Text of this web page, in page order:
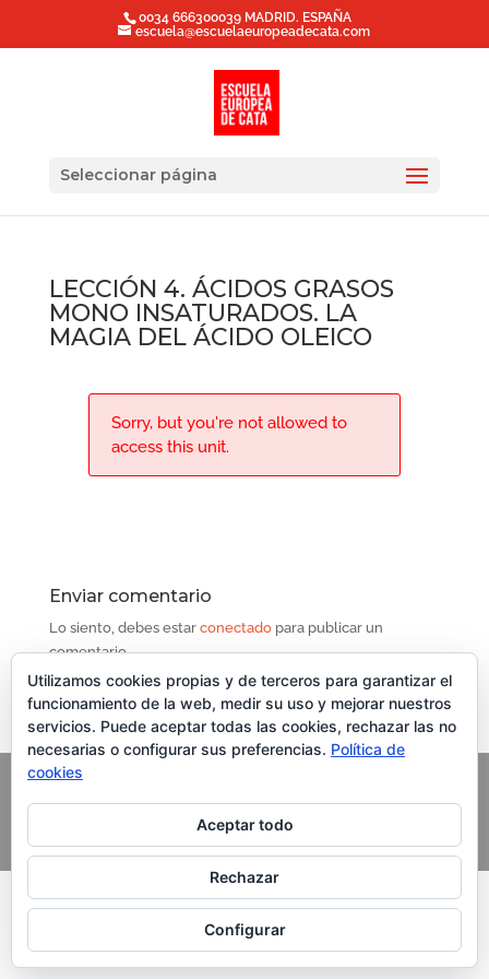
0034 666300039 MADRID. ESPAÑA
escuela@escuelaeuropeadecata.com
Seleccionar página
LECCIÓN 4. ÁCIDOS GRASOS
MONO INSATURADOS. LA
MAGIA DEL ÁCIDO OLEICO
Sorry, but you're not allowed to
access this unit.
Enviar comentario
Lo siento, debes estar conectadopara publicar un
comentario.
Contenido del Curso
Copyright Grupo Oleoturismia. Al servicio del Aceite de
Oliva Virgen Extra
Utilizamos cookies propias y de terceros para garantizar el
funcionamiento de la web, medir su uso y mejorar nuestros
servicios. Puede aceptar todas las cookies, rechazar las no
necesarias o configurar sus preferencias. Política de
cookies
Aceptar todo
Rechazar
Configurar